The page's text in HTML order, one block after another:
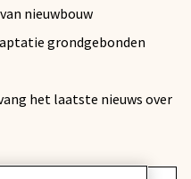
nieuwbouw
grondgebonden
het laatste nieuws over